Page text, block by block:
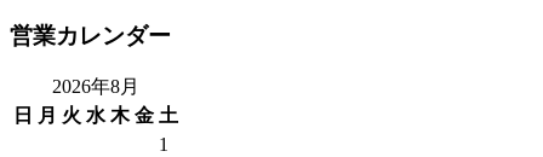
営業カレンダー
2026年8月
日
月 火 水 木 金 土
1